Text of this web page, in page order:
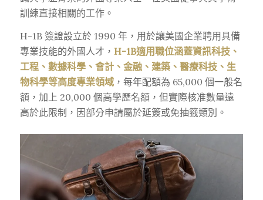
訓練直接相關的工作。
H-1B 簽證設立於 1990 年，用於讓美國企業聘用具備
專業技能的外國人才， H-1B適用職位涵蓋資訊科技、
工程、數據科學、會計、金融、建築、醫療科技、生
物科學等高度專業領域，每年配額為 65,000 個一般名
額，加上 20,000 個高學歷名額，但實際核准數量遠
高於此限制，因部分申請屬於延簽或免抽籤類別。